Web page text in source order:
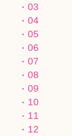
03
04
05
06
07
08
09
10
11
12